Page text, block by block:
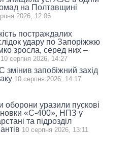
на Полтавщині
2026, 12:06
постраждалих
удару по Запоріжжю
зросла, серед них –
10 серпня 2026, 14:27
змінив запобіжний захід
10 серпня 2026, 14:17
оборони уразили пускові
«С-400», НПЗ у
та підрозділ
10 серпня 2026, 13:11